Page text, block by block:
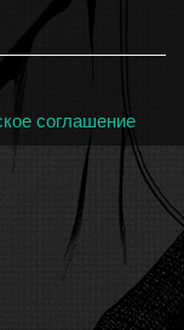
соглашение